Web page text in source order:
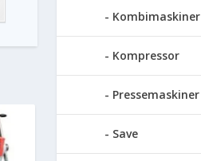
Kombimaskiner
Kompressor
Pressemaskiner
Save